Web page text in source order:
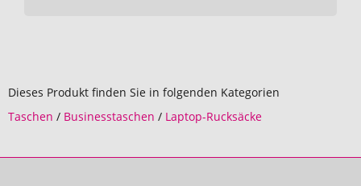
Dieses Produkt finden Sie in folgenden Kategorien
Taschen / Businesstaschen / Laptop-Rucksäcke